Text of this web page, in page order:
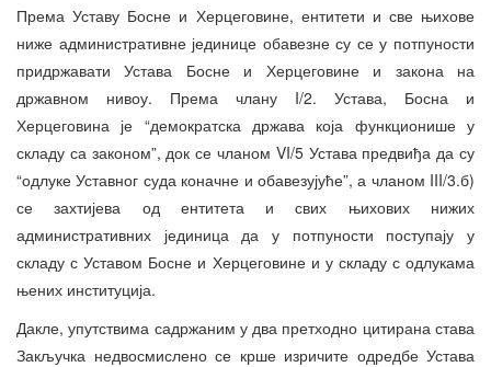
Према Уставу Босне и Херцеговине, ентитети и све њихове
ниже административне јединице обавезне су се у потпуности
придржавати Устава Босне и Херцеговине и закона на
државном нивоу. Према члану I/2. Устава, Босна и
Херцеговина је “демократска држава која функционише у
складу са законом”, док се чланом VI/5 Устава предвиђа да су
“одлуке Уставног суда коначне и обавезујуће”, а чланом III/3.б)
се захтијева од ентитета и свих њихових нижих
административних јединица да у потпуности поступају у
складу с Уставом Босне и Херцеговине и у складу с одлукама
њених институција.
Дакле, упутствима садржаним у два претходно цитирана става
Закључка недвосмислено се крше изричите одредбе Устава